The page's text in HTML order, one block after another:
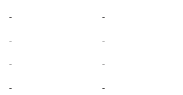
- -
- -
- -
- -